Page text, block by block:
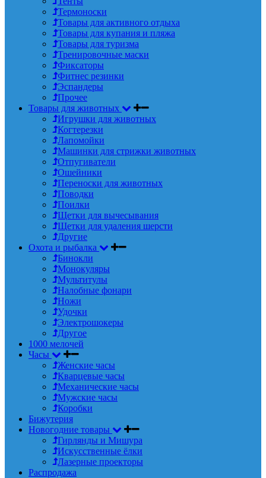
Термоноски
Товары для активного отдыха
Товары для купания и пляжа
Товары для туризма
Тренировочные маски
Фиксаторы
Фитнес резинки
Эспандеры
Прочее
Товары для животных
Игрушки для животных
Когтерезки
Лапомойки
Машинки для стрижки животных
Отпугиватели
Ошейники
Переноски для животных
Поводки
Поилки
Щетки для вычесывания
Щетки для удаления шерсти
Другие
Охота и рыбалка
Бинокли
Монокуляры
Мультитулы
Налобные фонари
Ножи
Удочки
Электрошокеры
Другое
1000 мелочей
Часы
Женские часы
Кварцевые часы
Механические часы
Мужские часы
Коробки
Бижутерия
Новогодние товары
Гирлянды и Мишура
Искусственные ёлки
Лазерные проекторы
Распродажа